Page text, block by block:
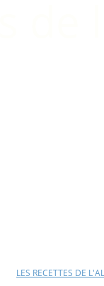
LES RECETTES DE